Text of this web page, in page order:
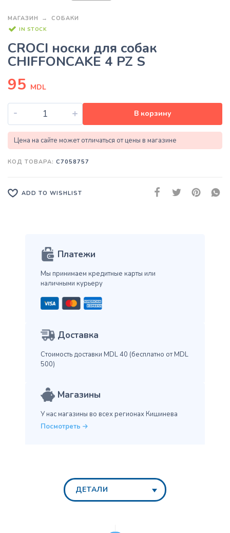
МАГАЗИН СОБАКИ
IN STOCK
CROCI носки для собак
CHIFFONCAKE 4 PZ S
95 MDL
- + В корзину
Цена на сайте может отличаться от цены в магазине
КОД ТОВАРА: C7058757
ADD TO WISHLIST
Платежи
Мы принимаем кредитные карты или
наличными курьеру
Доставка
Стоимость доставки MDL 40 (бесплатно от MDL
500)
Магазины
У нас магазины во всех регионах Кишинева
Посмотреть
ДЕТАЛИ